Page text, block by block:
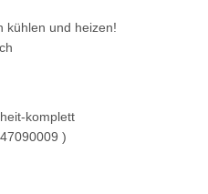
kühlen und heizen!
komplett
)